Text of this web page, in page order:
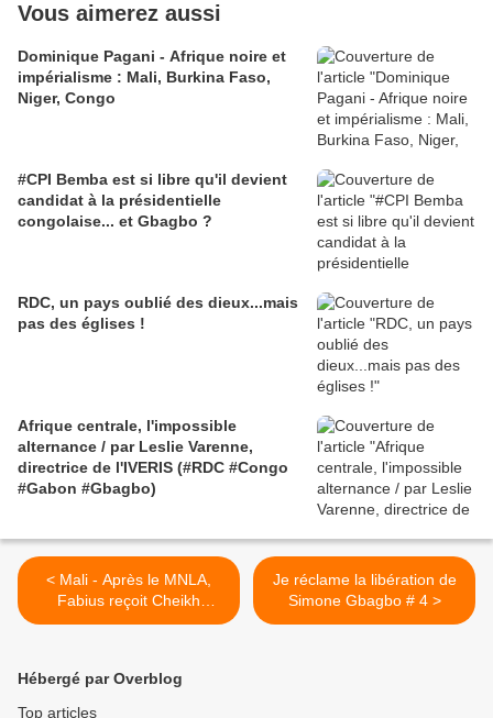
Vous aimerez aussi
Dominique Pagani - Afrique noire et
impérialisme : Mali, Burkina Faso,
Niger, Congo
#CPI Bemba est si libre qu'il devient
candidat à la présidentielle
congolaise... et Gbagbo ?
RDC, un pays oublié des dieux...mais
pas des églises !
Afrique centrale, l'impossible
alternance / par Leslie Varenne,
directrice de l'IVERIS (#RDC #Congo
#Gabon #Gbagbo)
< Mali - Après le MNLA,
Fabius reçoit Cheikh
Modibo Diarra - Debriefing
Je réclame la libération de
Simone Gbagbo # 4 >
Hébergé par Overblog
Top articles